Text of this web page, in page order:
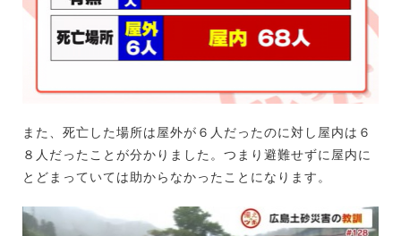
また、死亡した場所は屋外が６人だったのに対し屋内は６
８人だったことが分かりました。つまり避難せずに屋内に
とどまっていては助からなかったことになります。